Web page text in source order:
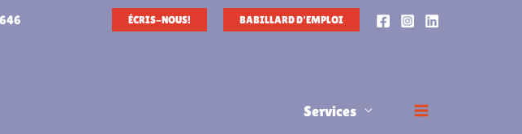
ÉCRIS-NOUS! BABILLARD D'EMPLOI
Services